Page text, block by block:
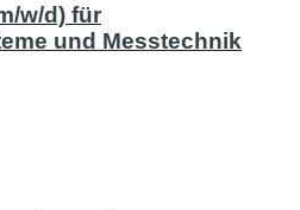
w/d) für
und Messtechnik